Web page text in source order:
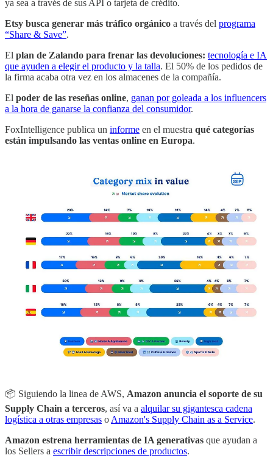
ya sea a través de sus API o tarjeta de crédito.
Etsy busca generar más tráfico orgánico a través del programa
“Share & Save”.
El plan de Zalando para frenar las devoluciones: tecnología e IA
que ayuden a elegir el producto y la talla. El 50% de los pedidos de
la firma acaba otra vez en los almacenes de la compañía.
El poder de las reseñas online, ganan por goleada a los influencers
a la hora de ganarse la confianza del consumidor.
FoxIntelligence publica un informe en el muestra qué categorías
están impulsando las ventas online en Europa.
📦 Siguiendo la linea de AWS, Amazon anuncia el soporte de su
Supply Chain a terceros, así va a alquilar su gigantesca cadena
logística a otras empresas o Amazon's Supply Chain as a Service.
Amazon estrena herramientas de IA generativas que ayudan a
los Sellers a escribir descripciones de productos.